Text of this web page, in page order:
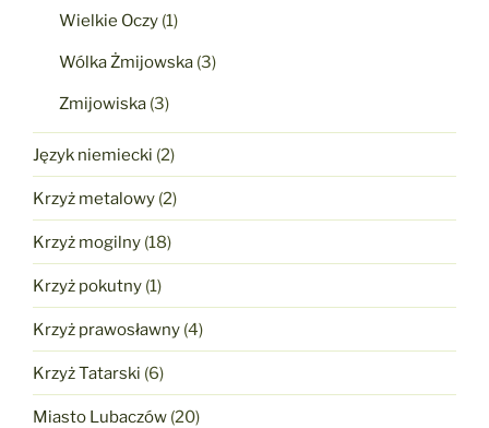
Wielkie Oczy (1)
Wólka Żmijowska (3)
Zmijowiska (3)
Język niemiecki (2)
Krzyż metalowy (2)
Krzyż mogilny (18)
Krzyż pokutny (1)
Krzyż prawosławny (4)
Krzyż Tatarski (6)
Miasto Lubaczów (20)